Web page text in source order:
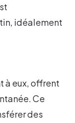
idéalement
à eux, offrent
Ce
des